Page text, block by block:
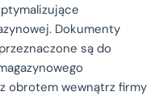
Dokumenty
są do
obrotem wewnątrz firmy